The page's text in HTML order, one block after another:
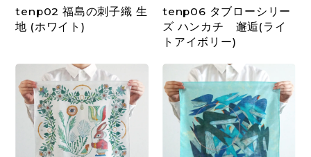
tenp02 福島の刺子織 生
地 (ホワイト)
tenp06 タブローシリー
ズ ハンカチ 邂逅(ライ
トアイボリー)